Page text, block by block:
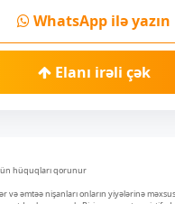
WhatsApp ilə yazın
Elanı irəli çək
hüquqları qorunur
və əmtəə nişanları onların yiyələrinə